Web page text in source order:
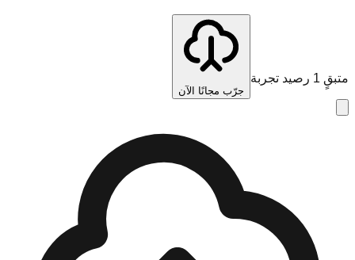
متبقٍ 1 رصيد تجربة
جرّب مجانًا الآن